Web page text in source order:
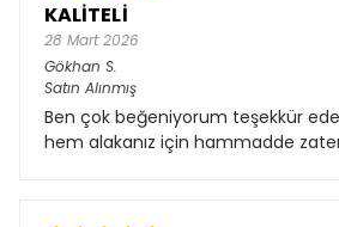
KALİTELİ
28 Mart 2026
Gökhan S.
Satın Alınmış
Ben çok beğeniyorum teşekkür
hem alakanız için hammadde